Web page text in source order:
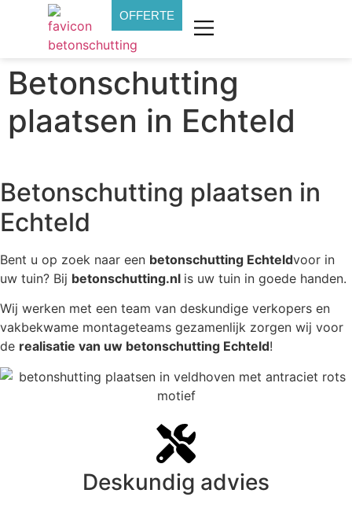
OFFERTE
Betonschutting
plaatsen in Echteld
Betonschutting plaatsen in
Echteld
Bent u op zoek naar een betonschutting Echteldvoor in
uw tuin? Bij betonschutting.nl is uw tuin in goede handen.
Wij werken met een team van deskundige verkopers en
vakbekwame montageteams gezamenlijk zorgen wij voor
de realisatie van uw betonschutting Echteld!
Deskundig advies